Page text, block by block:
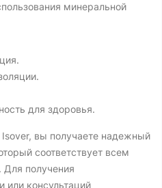
минеральной
для здоровья.
вы получаете надежный
соответствует всем
получения
или консультаций